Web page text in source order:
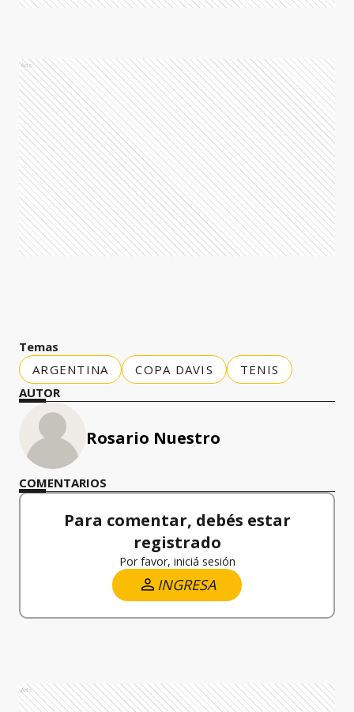
Ads
Temas
ARGENTINA
COPA DAVIS
TENIS
AUTOR
Rosario Nuestro
COMENTARIOS
Para comentar, debés estar
registrado
Por favor, iniciá sesión
INGRESA
Ads